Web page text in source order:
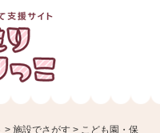
て本文へ
> 施設でさがす > こども園・保